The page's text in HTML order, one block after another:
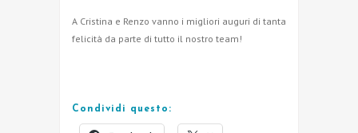
A Cristina e Renzo vanno i migliori auguri di tanta
felicità da parte di tutto il nostro team!
Condividi questo: